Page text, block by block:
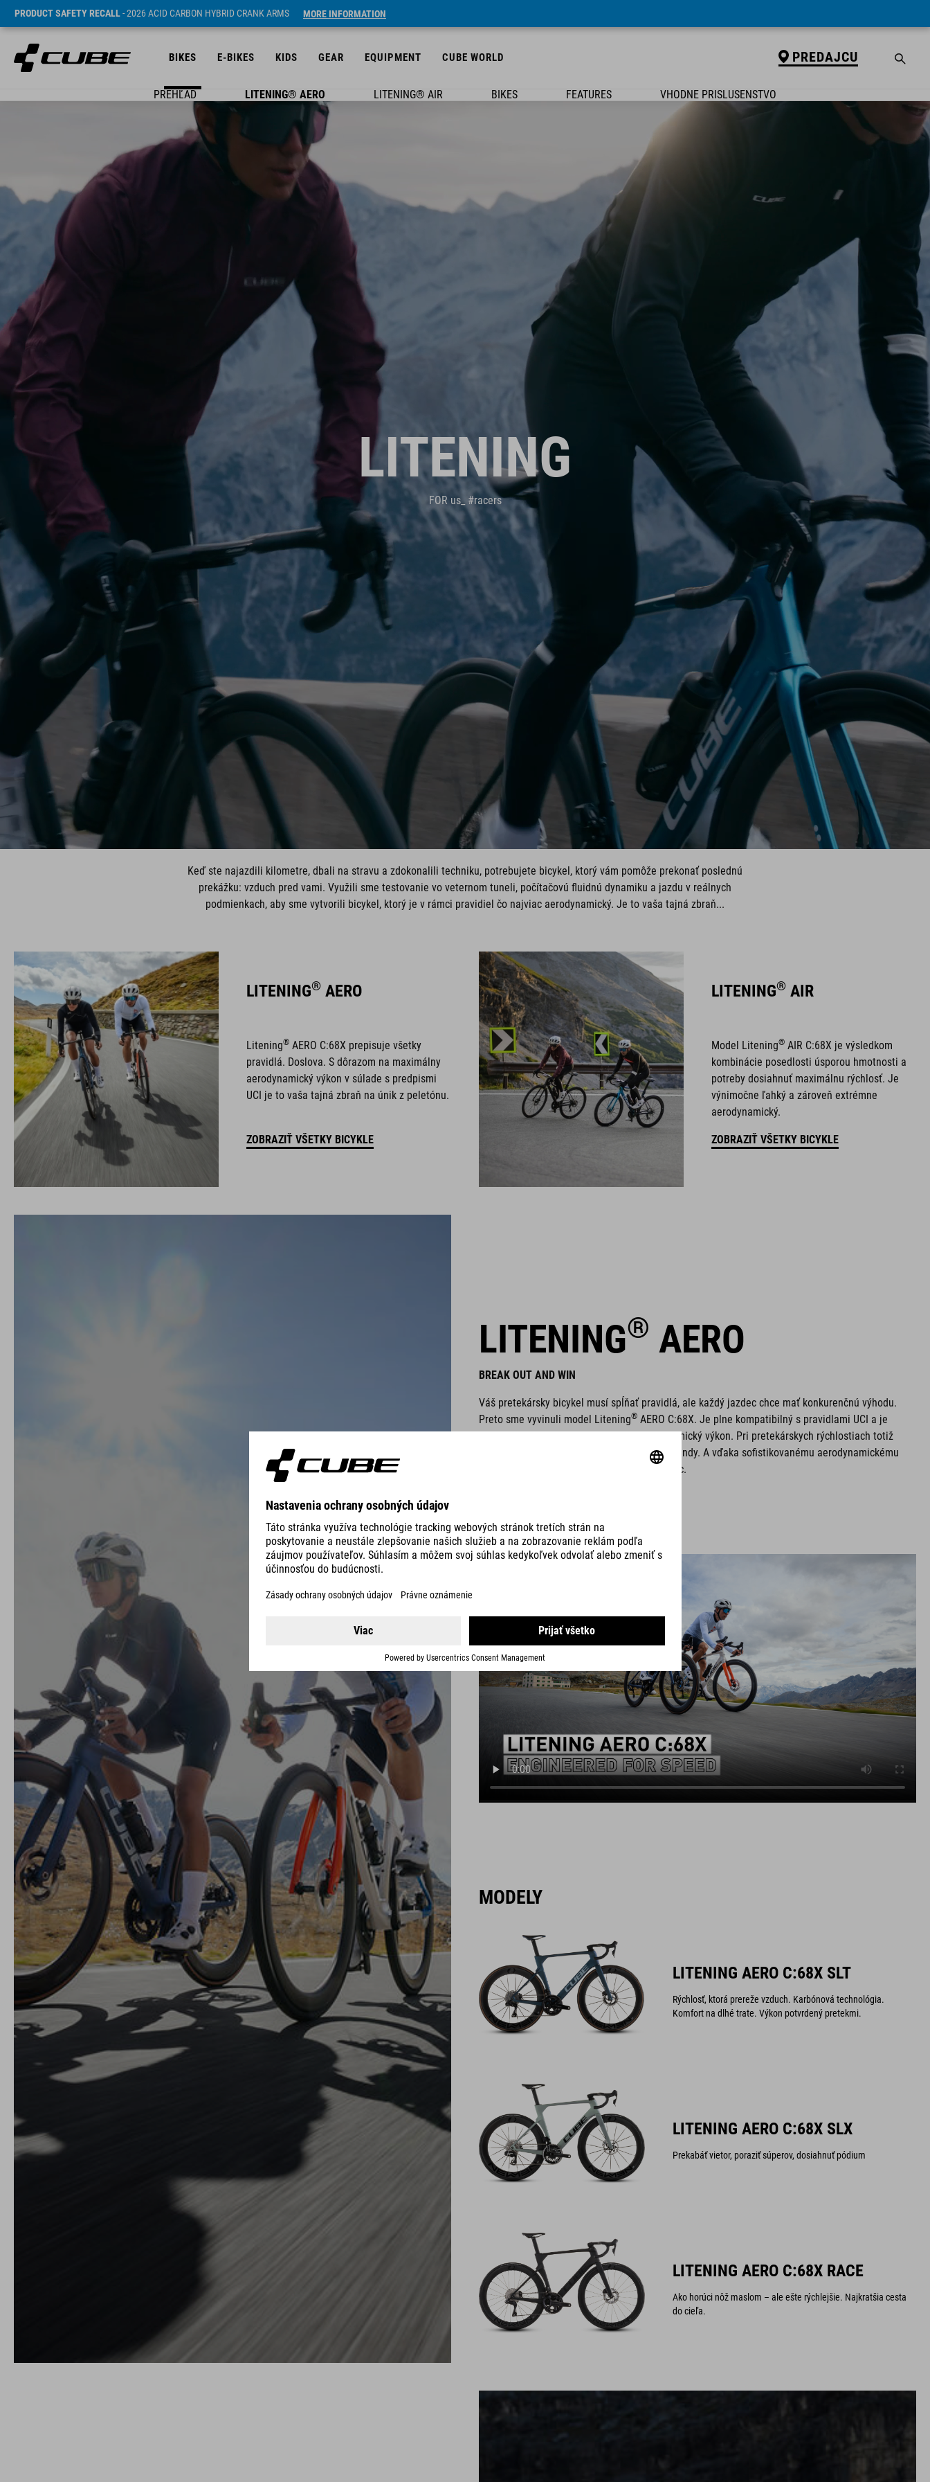
PRODUCT SAFETY RECALL- 2026 ACID CARBON HYBRID CRANK ARMS MORE INFORMATION
BIKES E-BIKES KIDS GEAR EQUIPMENT CUBE WORLD PREDAJCU
PREHĽAD LITENING® AERO LITENING® AIR BIKES FEATURES VHODNÉ PRÍSLUŠENSTVO
LITENING
FOR us_ #racers
Keď ste najazdili kilometre, dbali na stravu a zdokonalili techniku, potrebujete bicykel, ktorý vám pomôže prekonať poslednú
prekážku: vzduch pred vami. Využili sme testovanie vo veternom tuneli, počítačovú fluidnú dynamiku a jazdu v reálnych
podmienkach, aby sme vytvorili bicykel, ktorý je v rámci pravidiel čo najviac aerodynamický. Je to vaša tajná zbraň...
LITENING® AERO
Litening® AERO C:68X prepisuje všetky
pravidlá. Doslova. S dôrazom na maximálny
aerodynamický výkon v súlade s predpismi
UCI je to vaša tajná zbraň na únik z peletónu.
ZOBRAZIŤ VŠETKY BICYKLE
LITENING® AIR
Model Litening® AIR C:68X je výsledkom
kombinácie posedlosti úsporou hmotnosti a
potreby dosiahnuť maximálnu rýchlosť. Je
výnimočne ľahký a zároveň extrémne
aerodynamický.
ZOBRAZIŤ VŠETKY BICYKLE
LITENING® AERO
BREAK OUT AND WIN
Váš pretekársky bicykel musí spĺňať pravidlá, ale každý jazdec chce mať konkurenčnú výhodu.
Preto sme vyvinuli model Litening® AERO C:68X. Je plne kompatibilný s pravidlami UCI a je
navrhnutý tak, aby uprednostňoval aerodynamický výkon. Pri pretekárskych rýchlostiach totiž
záleží na každom watte a každej zlomku sekundy. A vďaka sofistikovanému aerodynamickému
každý watt vydá viac.
MODELY
LITENING AERO C:68X SLT
Rýchlosť, ktorá prereže vzduch. Karbónová technológia.
Komfort na dlhé trate. Výkon potvrdený pretekmi.
LITENING AERO C:68X SLX
Prekabáť vietor, poraziť súperov, dosiahnuť pódium
LITENING AERO C:68X RACE
Ako horúci nôž maslom – ale ešte rýchlejšie. Najkratšia cesta
do cieľa.